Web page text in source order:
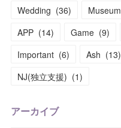
Wedding (36) Museum
APP (14) Game (9)
Important (6) Ash (13)
NJ(独立支援) (1)
アーカイブ